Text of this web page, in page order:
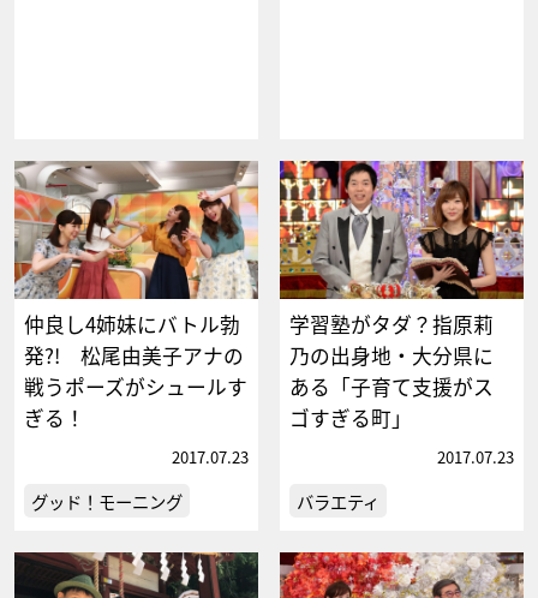
仲良し4姉妹にバトル勃
発?! 松尾由美子アナの
戦うポーズがシュールす
ぎる！
2017.07.23
グッド！モーニング
学習塾がタダ？指原莉
乃の出身地・大分県に
ある「子育て支援がス
ゴすぎる町」
2017.07.23
バラエティ